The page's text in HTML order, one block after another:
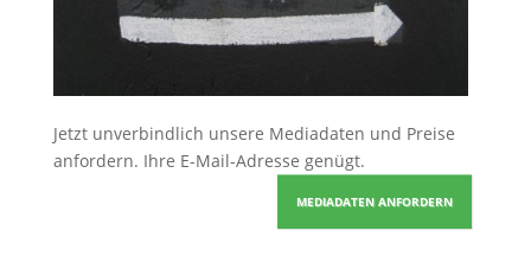
Jetzt unverbindlich unsere Mediadaten und Preise
anfordern. Ihre E-Mail-Adresse genügt.
MEDIADATEN ANFORDERN